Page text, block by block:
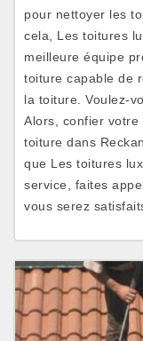
pour nettoyer les
cela, Les toitures
meilleure équipe
toiture capable de
la toiture. Voulez-
Alors, confier
toiture dans
que Les toitures
service, faites
vous serez